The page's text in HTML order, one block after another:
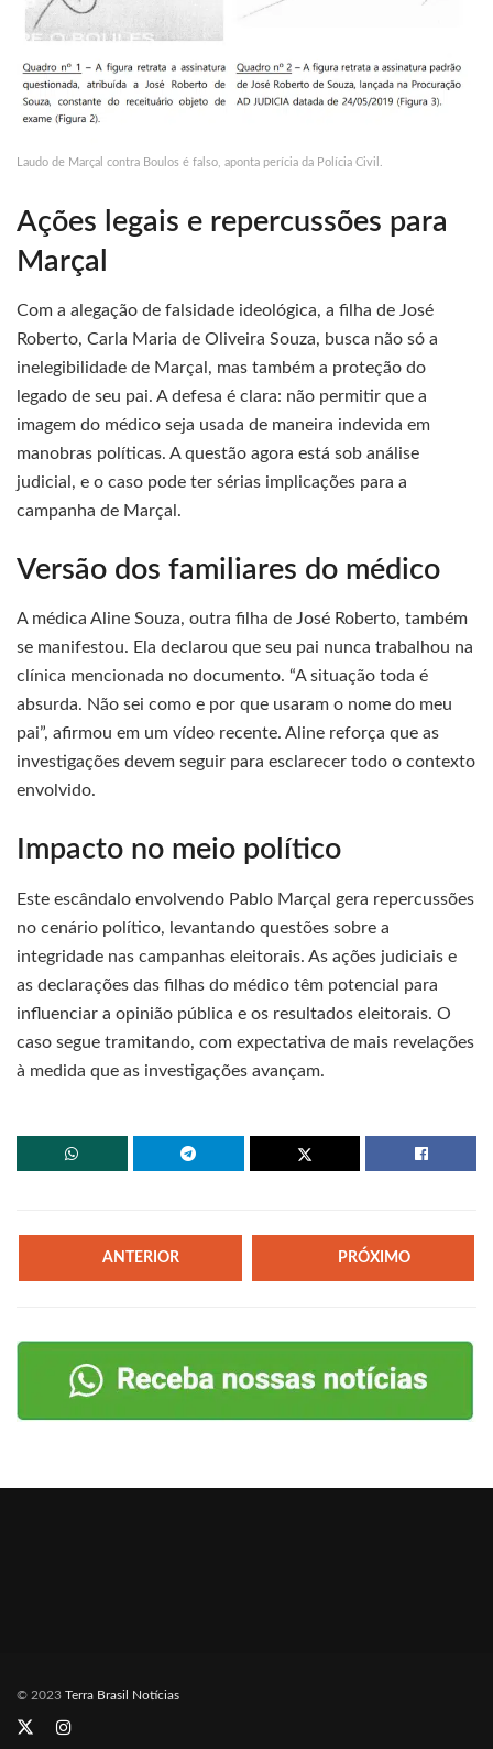
Laudo de Marçal contra Boulos é falso, aponta perícia da Polícia Civil.
Ações legais e repercussões para
Marçal
Com a alegação de falsidade ideológica, a filha de José
Roberto, Carla Maria de Oliveira Souza, busca não só a
inelegibilidade de Marçal, mas também a proteção do
legado de seu pai. A defesa é clara: não permitir que a
imagem do médico seja usada de maneira indevida em
manobras políticas. A questão agora está sob análise
judicial, e o caso pode ter sérias implicações para a
campanha de Marçal.
Versão dos familiares do médico
A médica Aline Souza, outra filha de José Roberto, também
se manifestou. Ela declarou que seu pai nunca trabalhou na
clínica mencionada no documento. “A situação toda é
absurda. Não sei como e por que usaram o nome do meu
pai”, afirmou em um vídeo recente. Aline reforça que as
investigações devem seguir para esclarecer todo o contexto
envolvido.
Impacto no meio político
Este escândalo envolvendo Pablo Marçal gera repercussões
no cenário político, levantando questões sobre a
integridade nas campanhas eleitorais. As ações judiciais e
as declarações das filhas do médico têm potencial para
influenciar a opinião pública e os resultados eleitorais. O
caso segue tramitando, com expectativa de mais revelações
à medida que as investigações avançam.
ANTERIOR PRÓXIMO
© 2023 Terra Brasil Notícias